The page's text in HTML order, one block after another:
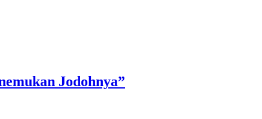
Jodohnya”